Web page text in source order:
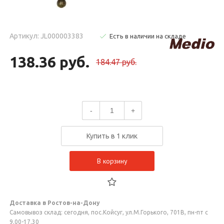
Артикул: JL000003383 Есть в наличии на складе
138.36 руб. 184.47 руб.
- +
Купить в 1 клик
В корзину
Доставка в Ростов-на-Дону
Самовывоз склад: сегодня, пос.Койсуг, ул.М.Горького, 701В, пн-пт с
9.00-17.30